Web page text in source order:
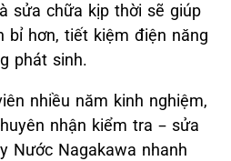
sửa chữa kịp thời sẽ giúp
bỉ hơn, tiết kiệm điện năng
phát sinh.
nhiều năm kinh nghiệm,
nhận kiểm tra – sửa
Nước Nagakawa nhanh